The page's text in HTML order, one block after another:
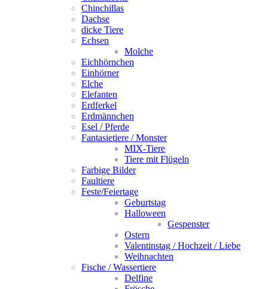
Chinchillas
Dachse
dicke Tiere
Echsen
Molche
Eichhörnchen
Einhörner
Elche
Elefanten
Erdferkel
Erdmännchen
Esel / Pferde
Fantasietiere / Monster
MIX-Tiere
Tiere mit Flügeln
Farbige Bilder
Faultiere
Feste/Feiertage
Geburtstag
Halloween
Gespenster
Ostern
Valentinstag / Hochzeit / Liebe
Weihnachten
Fische / Wassertiere
Delfine